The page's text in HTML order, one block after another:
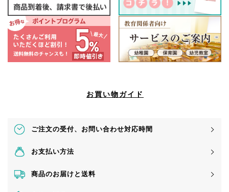
お買い物ガイド
ご注文の受付、 お問い合わせ対応時間
お支払い方法
商品のお届けと送料